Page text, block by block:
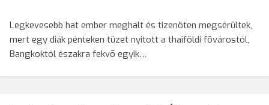
Legkevesebb hat ember meghalt és tizenöten megsérültek,
mert egy diák pénteken tüzet nyitott a thaiföldi fõvárostól,
Bangkoktól északra fekvõ egyik…